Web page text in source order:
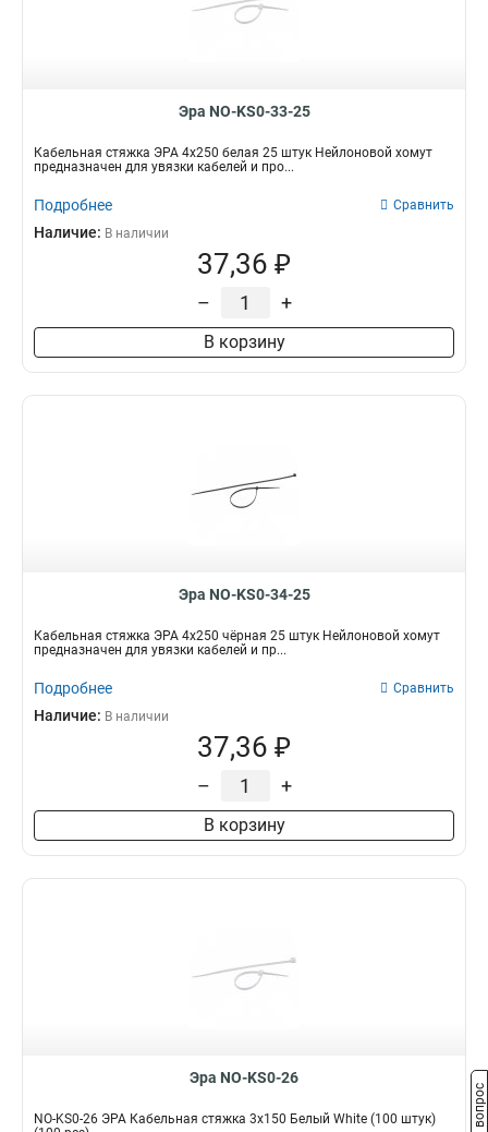
Эра NO-KS0-33-25
Кабельная стяжка ЭРА 4x250 белая 25 штук Нейлоновой хомут
предназначен для увязки кабелей и про...
Подробнее Сравнить
Наличие: В наличии
37,36 ₽
– +
В корзину
Эра NO-KS0-34-25
Кабельная стяжка ЭРА 4x250 чёрная 25 штук Нейлоновой хомут
предназначен для увязки кабелей и пр...
Подробнее Сравнить
Наличие: В наличии
37,36 ₽
– +
В корзину
Эра NO-KS0-26
NO-KS0-26 ЭРА Кабельная стяжка 3х150 Белый White (100 штук)